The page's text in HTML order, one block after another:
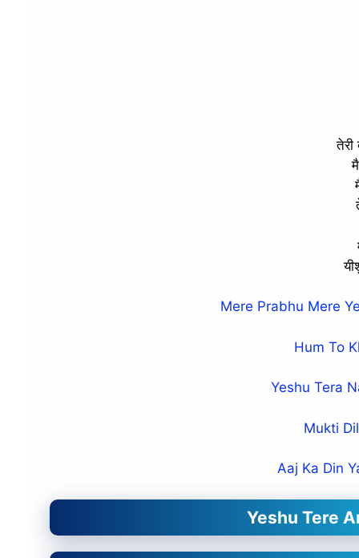
तेरी
Mere Prabhu Mere
Hum To
Yeshu Tera
Mukti
Aaj Ka Din
Yeshu Tere